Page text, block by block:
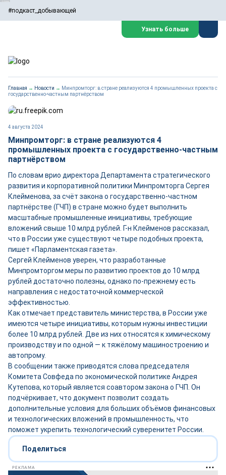
#подкаст_добывающей
Узнать больше
Главная → Новости → Минпромторг: в стране реализуются 4 промышленных проекта с
государственно-частным партнёрством
4 августа 2024
Минпромторг: в стране реализуются 4
промышленных проекта с государственно-частным
партнёрством
По словам врио директора Департамента стратегического
развития и корпоративной политики Минпромторга Сергея
Клейменова, за счёт закона о государственно-частном
партнёрстве (ГЧП) в стране можно будет выполнить
масштабные промышленные инициативы, требующие
вложений свыше 10 млрд рублей. Г-н Клейменов рассказал,
что в России уже существуют четыре подобных проекта,
пишет «Парламентская газета».
Сергей Клейменов уверен, что разработанные
Минпромторгом меры по развитию проектов до 10 млрд
рублей достаточно полезны, однако по-прежнему есть
направления с недостаточной коммерческой
эффективностью.
Как отмечает представитель министерства, в России уже
имеются четыре инициативы, которым нужны инвестиции
более 10 млрд рублей. Две из них относятся к химическому
производству и по одной — к тяжёлому машиностроению и
автопрому.
В сообщении также приводятся слова председателя
Комитета Совфеда по экономической политике Андрея
Кутепова, который является соавтором закона о ГЧП. Он
подчёркивает, что документ позволит создать
дополнительные условия для больших объёмов финансовых
и технологических вложений в промышленность, что
поможет укрепить технологический суверенитет России.
Поделиться
РЕКЛАМА